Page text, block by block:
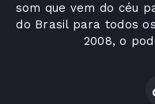
som que vem do céu
do Brasil para todos
2008, o